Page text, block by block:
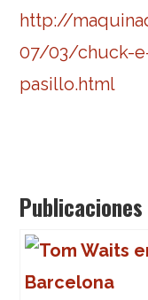
http://
07/03/chuck-
pasillo.html